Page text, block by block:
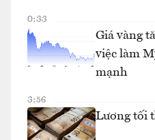
0:33
Giá vàng
việc làm
mạnh
3:56
Lương tối